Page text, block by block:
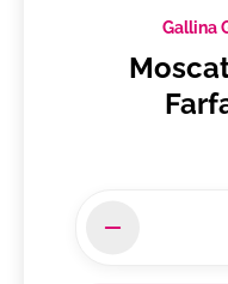
Gallina